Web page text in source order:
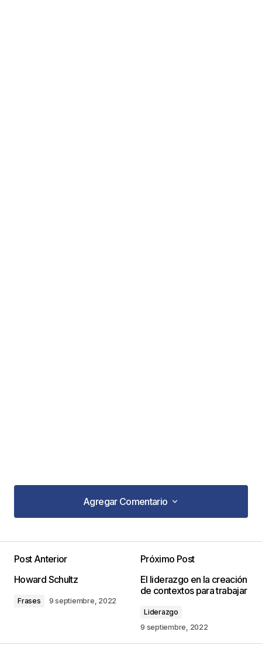
Agregar Comentario
Agregar Comentario
publicada. Los campos obligatorios están
Post Anterior
Howard Schultz
Frases 9 septiembre, 2022
Próximo Post
El liderazgo en la creación
de contextos para trabajar
Liderazgo
9 septiembre, 2022